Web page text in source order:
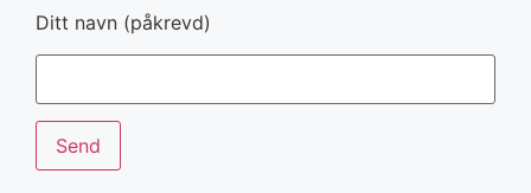
Ditt navn (påkrevd)